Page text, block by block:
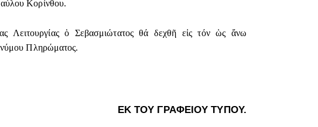
Κορίνθου.
Λειτουργίας ὁ Σεβασμιώτατος θά δεχθῆ εἰς τόν ὡς ἄνω
Πληρώματος.
ΕΚ ΤΟΥ ΓΡΑΦΕΙΟΥ ΤΥΠΟΥ.